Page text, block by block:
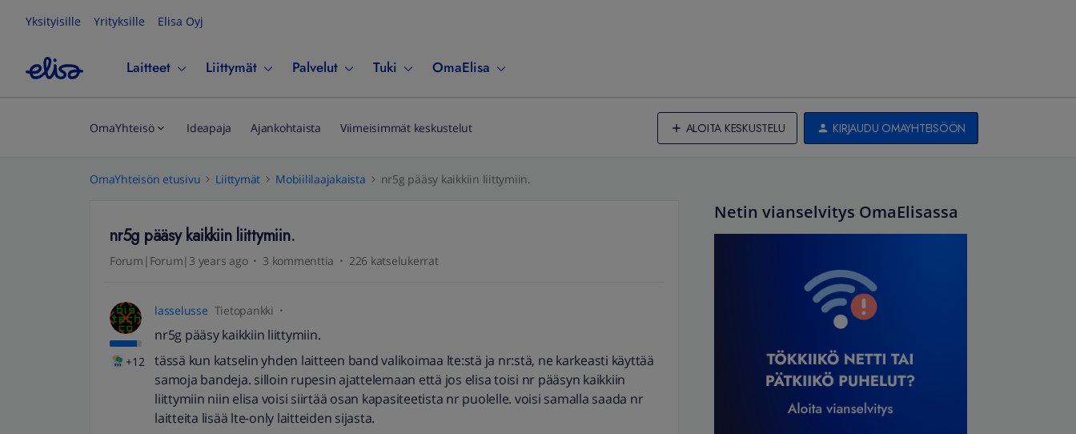
Yksityisille Yrityksille Elisa Oyj
Laitteet Liittymät Palvelut Tuki OmaElisa
OmaYhteisö Ideapaja Ajankohtaista Viimeisimmät keskustelut ALOITA KESKUSTELU KIRJAUDU OMAYHTEISÖÖN
OmaYhteisön etusivu Liittymät Mobiililaajakaista nr5g pääsy kaikkiin liittymiin.
nr5g pääsy kaikkiin liittymiin.
Forum|Forum|3 years ago 3 kommenttia 226 katselukerrat
+12
lasselusse Tietopankki
nr5g pääsy kaikkiin liittymiin.
tässä kun katselin yhden laitteen band valikoimaa lte:stä ja nr:stä, ne karkeasti käyttää
samoja bandeja. silloin rupesin ajattelemaan että jos elisa toisi nr pääsyn kaikkiin
liittymiin niin elisa voisi siirtää osan kapasiteetista nr puolelle. voisi samalla saada nr
laitteita lisää lte-only laitteiden sijasta.
Netin vianselvitys OmaElisassa